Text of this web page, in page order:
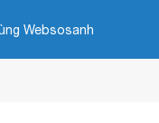
Websosanh